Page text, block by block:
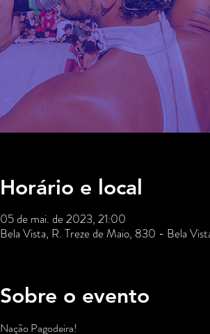
Horário e local
05 de mai. de 2023, 21:00
Bela Vista, R. Treze de Maio, 830 - Bela
Sobre o evento
Nação Pagodeira!